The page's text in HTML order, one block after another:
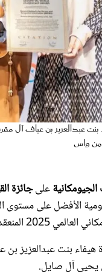
عبدالعزيز بن عياف آل
من واس
الجيومكانيةعلىجائزة
الأفضل على مستوى
الفترة 22-25 أبريل الجاري.
بنت عبدالعزيز
يحيى آل صايل.